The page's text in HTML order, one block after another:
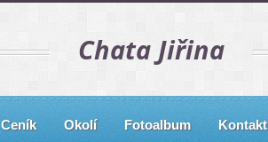
Chata Jiřina
Ceník Okolí Fotoalbum Kontakt